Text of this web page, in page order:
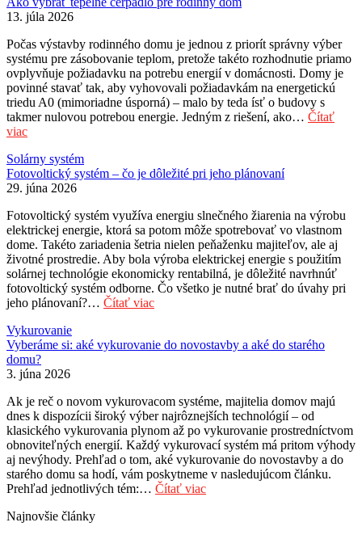
13. júla 2026
Počas výstavby rodinného domu je jednou z priorít správny výber
systému pre zásobovanie teplom, pretože takéto rozhodnutie priamo
ovplyvňuje požiadavku na potrebu energií v domácnosti. Domy je
povinné stavať tak, aby vyhovovali požiadavkám na energetickú
triedu A0 (mimoriadne úsporná) – malo by teda ísť o budovy s
takmer nulovou potrebou energie. Jedným z riešení, ako… Čítať
viac
Solárny systém
Fotovoltický systém – čo je dôležité pri jeho plánovaní
29. júna 2026
Fotovoltický systém využíva energiu slnečného žiarenia na výrobu
elektrickej energie, ktorá sa potom môže spotrebovať vo vlastnom
dome. Takéto zariadenia šetria nielen peňaženku majiteľov, ale aj
životné prostredie. Aby bola výroba elektrickej energie s použitím
solárnej technológie ekonomicky rentabilná, je dôležité navrhnúť
fotovoltický systém odborne. Čo všetko je nutné brať do úvahy pri
jeho plánovaní?… Čítať viac
Vykurovanie
Vyberáme si: aké vykurovanie do novostavby a aké do starého
domu?
3. júna 2026
Ak je reč o novom vykurovacom systéme, majitelia domov majú
dnes k dispozícii široký výber najrôznejších technológií – od
klasického vykurovania plynom až po vykurovanie prostredníctvom
obnoviteľných energií. Každý vykurovací systém má pritom výhody
aj nevýhody. Prehľad o tom, aké vykurovanie do novostavby a do
starého domu sa hodí, vám poskytneme v nasledujúcom článku.
Prehľad jednotlivých tém:… Čítať viac
Najnovšie články